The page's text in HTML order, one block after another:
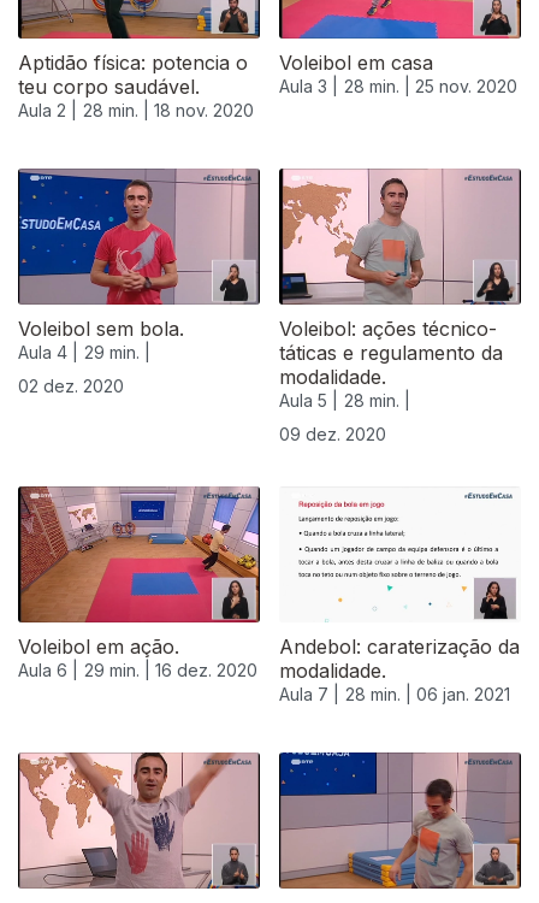
Aptidão física: potencia o
teu corpo saudável.
Aula 2 | 28 min. | 18 nov. 2020
Voleibol em casa
Aula 3 | 28 min. | 25 nov. 2020
Voleibol sem bola.
Aula 4 |
29 min. |
02 dez. 2020
Voleibol: ações técnico-
táticas e regulamento da
modalidade.
Aula 5 |
28 min. |
09 dez. 2020
Voleibol em ação.
Aula 6 | 29 min. | 16 dez. 2020
Andebol: caraterização da
modalidade.
Aula 7 | 28 min. | 06 jan. 2021